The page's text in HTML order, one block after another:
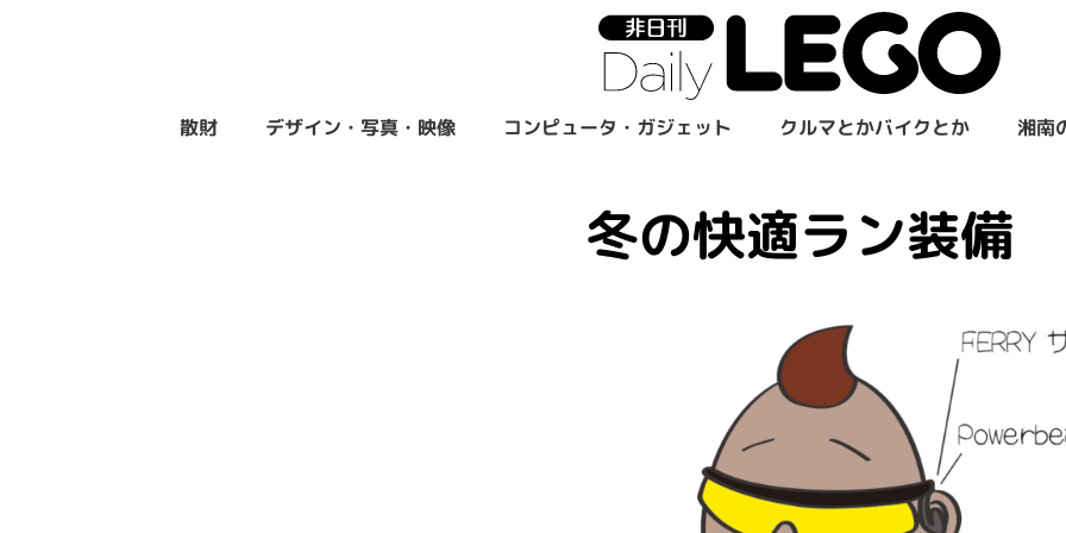
散財 デザイン・写真・映像 コンピュータ・ガジェット クルマとかバイクとか 湘南
冬の快適ラン装備